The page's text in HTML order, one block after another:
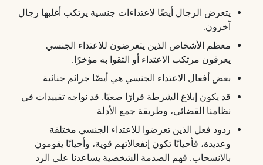
يتعرض الرجال أيضًا لاعتداءات جنسية يرتكب أغلبها رجال
آخرون.
معظم الأشخاص الذين يتعرضون للاعتداء الجنسي
يعرفون مرتكب الاعتداء أو التقوا به مؤخرًا.
بعض أفعال الاعتداء الجنسي هي أيضًا جرائم جنائية.
قد يكون إبلاغ الشرطة قرارًا صعبًا. قد نواجه تقييدات في
نظامنا القضائي، وطريقة جمع الأدلة.
ردود فعل الذين تعرضوا للاعتداء الجنسي مختلفة
وعديدة، فأحيانًا تكون إنفعالاتهم قوية، وأحيانًا يقومون
بالانسحاب. فهم الصدمة الشخصية يساعدنا على الرد